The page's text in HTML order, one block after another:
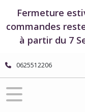
Fermeture
commandes
à partir du 7
0625512206